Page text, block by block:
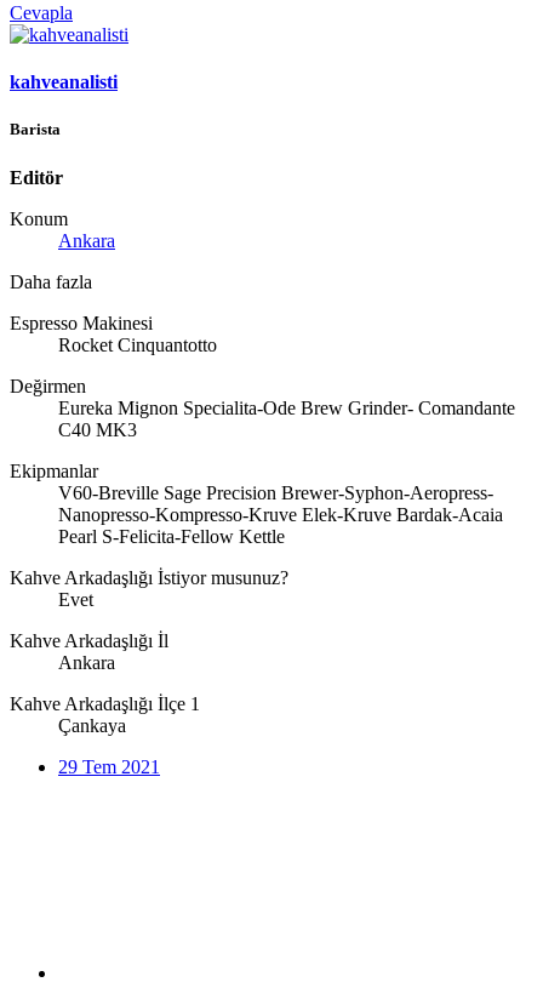
Cevapla
kahveanalisti
Barista
Editör
Konum
Ankara
Daha fazla
Espresso Makinesi
Rocket Cinquantotto
Değirmen
Eureka Mignon Specialita-Ode Brew Grinder- Comandante
C40 MK3
Ekipmanlar
V60-Breville Sage Precision Brewer-Syphon-Aeropress-
Nanopresso-Kompresso-Kruve Elek-Kruve Bardak-Acaia
Pearl S-Felicita-Fellow Kettle
Kahve Arkadaşlığı İstiyor musunuz?
Evet
Kahve Arkadaşlığı İl
Ankara
Kahve Arkadaşlığı İlçe 1
Çankaya
29 Tem 2021